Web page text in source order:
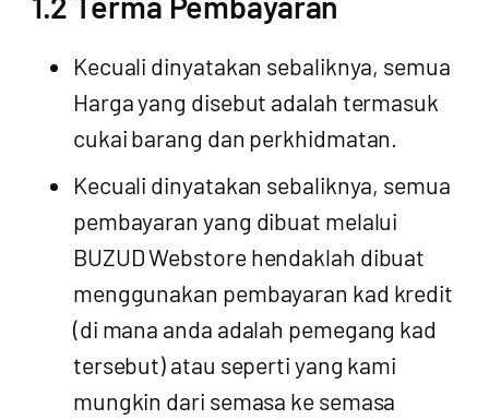
Kecuali dinyatakan sebaliknya, semua
Harga yang disebut adalah termasuk
cukai barang dan perkhidmatan.
Kecuali dinyatakan sebaliknya, semua
pembayaran yang dibuat melalui
BUZUD Webstore hendaklah dibuat
menggunakan pembayaran kad kredit
(di mana anda adalah pemegang kad
tersebut) atau seperti yang kami
mungkin dari semasa ke semasa